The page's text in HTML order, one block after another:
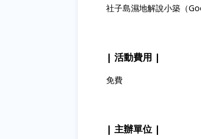
社子島濕地解說小築（
| 活動費用 |
免費
| 主辦單位 |